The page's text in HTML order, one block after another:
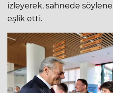
izleyerek, sahnede
eşlik etti.